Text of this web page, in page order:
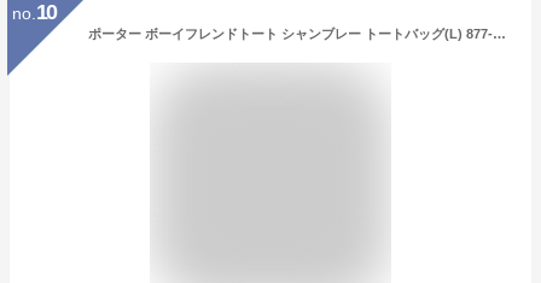
no. 10
ポーター ボーイフレンドトート シャンブレー トートバッグ(L) 877-08539 トートバッグ 吉田カバン PORTER BOYFRIEND TOTE CHAMBRAY TOTE BAG(L) 大容量 A4 B4 レディース メンズ トート コットン